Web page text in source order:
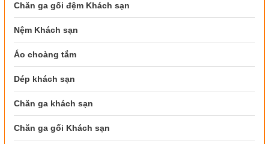
Chăn ga gối đệm Khách sạn
Nệm Khách sạn
Áo choàng tắm
Dép khách sạn
Chăn ga khách sạn
Chăn ga gối Khách sạn